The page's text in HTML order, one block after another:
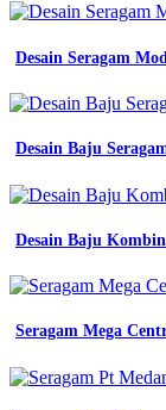
seragam
safety
dongker
shopee
Jas
Sma
jual
seragam
biru
wanita
Desain Seragam
Desain Baju
Desain Baju
Seragam Mega